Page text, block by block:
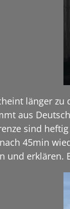
länger
aus
sind
45min
und erklären.